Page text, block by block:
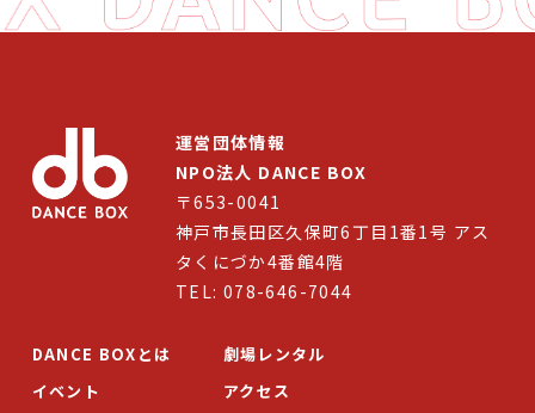
プロジェクト
劇場レンタル
アクセス
お問合せ
運営団体情報
NPO法人 DANCE BOX
〒653-0041
神戸市長田区久保町6丁目1番1号 アス
タくにづか4番館4階
TEL: 078-646-7044
DANCE BOXとは
イベント
劇場レンタル
アクセス